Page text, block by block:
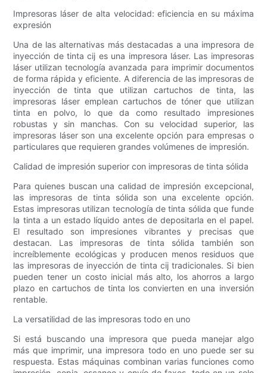
Impresoras láser de alta velocidad: eficiencia en su máxima
expresión
Una de las alternativas más destacadas a una impresora de
inyección de tinta cij es una impresora láser. Las impresoras
láser utilizan tecnología avanzada para imprimir documentos
de forma rápida y eficiente. A diferencia de las impresoras de
inyección de tinta que utilizan cartuchos de tinta, las
impresoras láser emplean cartuchos de tóner que utilizan
tinta en polvo, lo que da como resultado impresiones
robustas y sin manchas. Con su velocidad superior, las
impresoras láser son una excelente opción para empresas o
particulares que requieren grandes volúmenes de impresión.
Calidad de impresión superior con impresoras de tinta sólida
Para quienes buscan una calidad de impresión excepcional,
las impresoras de tinta sólida son una excelente opción.
Estas impresoras utilizan tecnología de tinta sólida que funde
la tinta a un estado líquido antes de depositarla en el papel.
El resultado son impresiones vibrantes y precisas que
destacan. Las impresoras de tinta sólida también son
increíblemente ecológicas y producen menos residuos que
las impresoras de inyección de tinta cij tradicionales. Si bien
pueden tener un costo inicial más alto, los ahorros a largo
plazo en cartuchos de tinta los convierten en una inversión
rentable.
La versatilidad de las impresoras todo en uno
Si está buscando una impresora que pueda manejar algo
más que imprimir, una impresora todo en uno puede ser su
respuesta. Estas máquinas combinan varias funciones como